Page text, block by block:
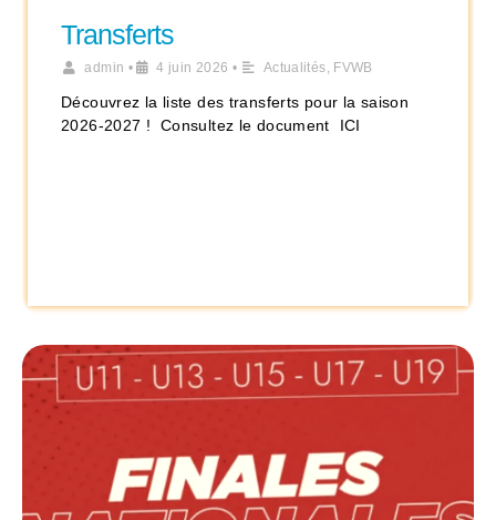
Transferts
admin • 4 juin 2026 • Actualités, FVWB
Découvrez la liste des transferts pour la saison
2026-2027 ! Consultez le document ICI